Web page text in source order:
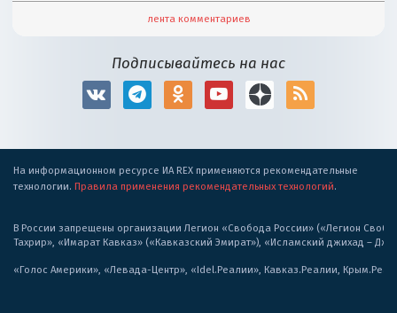
лента комментариев
Подписывайтесь на нас
На информационном ресурсе ИА REX применяются рекомендательные
технологии. Правила применения рекомендательных технологий.
В России запрещены организации Легион «Свобода России» («Легион
Тахрир», «Имарат Кавказ» («Кавказский Эмират»), «Исламский джихад –
«Голос Америки», «Левада-Центр», «Idel.Реалии», Кавказ.Реалии,